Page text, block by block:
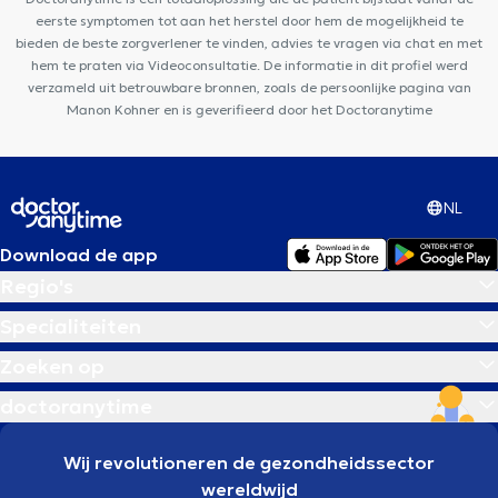
eerste symptomen tot aan het herstel door hem de mogelijkheid te
bieden de beste zorgverlener te vinden, advies te vragen via chat en met
hem te praten via Videoconsultatie. De informatie in dit profiel werd
verzameld uit betrouwbare bronnen, zoals de persoonlijke pagina van
Manon Kohner en is geverifieerd door het Doctoranytime
NL
Download de app
Wij revolutioneren de gezondheidssector
wereldwijd